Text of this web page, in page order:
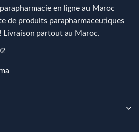
en ligne au Maroc
de produits parapharmaceutiques
Livraison partout au Maroc.